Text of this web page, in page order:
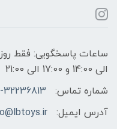
الی 14:00 و 17:00 الی 21:00
شماره تماس:
023-32236813 و
آدرس ایمیل: